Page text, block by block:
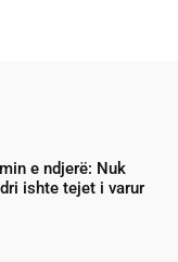
e ndjerë: Nuk
ishte tejet i varur